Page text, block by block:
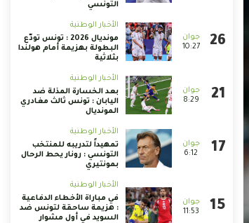
التونسي
10:27
الأخبار الوطنية
مونديال 2026 : تونس تودّع
البطولة بهزيمة أمام هولندا
بثلاثية
8:29
الأخبار الوطنية
بعد الخسارة المذلة ضد
اليابان : تونس ثالث مغادري
المونديال
6:12
الأخبار الوطنية
تمهيداً لتدريبه للمنتخب
التونسي : رونار يحط الرحال
بمونتيري
11:53
الأخبار الوطنية
في مباراة الأخطاء الدفاعية
: هزيمة ساحقة لتونس ضد
السويد في أول مشوار